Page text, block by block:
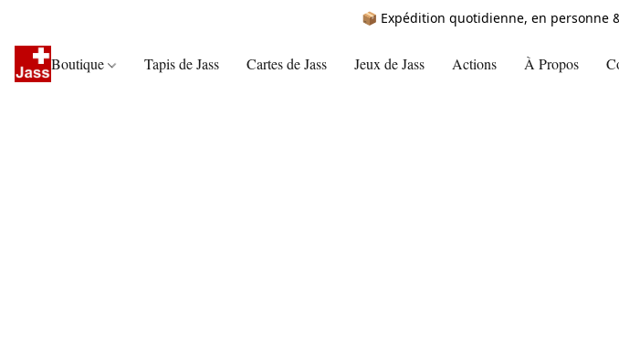
📦 Expédition quotidienne, en
Boutique Tapis de Jass Cartes de Jass Jeux de Jass Actions À Propos